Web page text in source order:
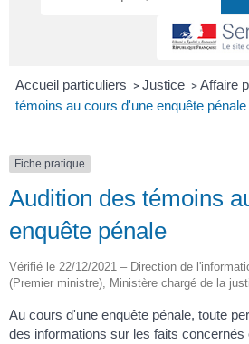
Accueil particuliers > Justice > Affaire
témoins au cours d'une enquête pénale
Fiche pratique
Audition des témoins
enquête pénale
Vérifié le 22/12/2021 – Direction de
(Premier ministre), Ministère chargé de la
Au cours d'une enquête pénale, toute
des informations sur les faits concernés